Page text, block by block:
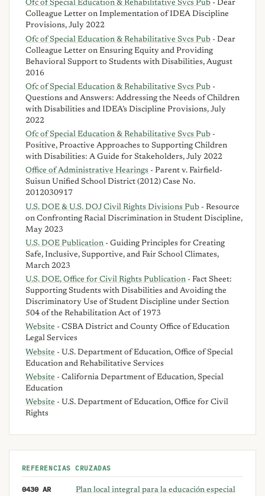
Ofc of Special Education & Rehabilitative Svcs Pub - Dear
Colleague Letter on Implementation of IDEA Discipline
Provisions, July 2022
Ofc of Special Education & Rehabilitative Svcs Pub - Dear
Colleague Letter on Ensuring Equity and Providing
Behavioral Support to Students with Disabilities, August
2016
Ofc of Special Education & Rehabilitative Svcs Pub -
Questions and Answers: Addressing the Needs of Children
with Disabilities and IDEA’s Discipline Provisions, July
2022
Ofc of Special Education & Rehabilitative Svcs Pub -
Positive, Proactive Approaches to Supporting Children
with Disabilities: A Guide for Stakeholders, July 2022
Office of Administrative Hearings - Parent v. Fairfield-
Suisun Unified School District (2012) Case No.
2012030917
U.S. DOE & U.S. DOJ Civil Rights Divisions Pub - Resource
on Confronting Racial Discrimination in Student Discipline,
May 2023
U.S. DOE Publication - Guiding Principles for Creating
Safe, Inclusive, Supportive, and Fair School Climates,
March 2023
U.S. DOE, Office for Civil Rights Publication - Fact Sheet:
Supporting Students with Disabilities and Avoiding the
Discriminatory Use of Student Discipline under Section
504 of the Rehabilitation Act of 1973
Website - CSBA District and County Office of Education
Legal Services
Website - U.S. Department of Education, Office of Special
Education and Rehabilitative Services
Website - California Department of Education, Special
Education
Website - U.S. Department of Education, Office for Civil
Rights
REFERENCIAS CRUZADAS
0430 AR Plan local integral para la educación especial